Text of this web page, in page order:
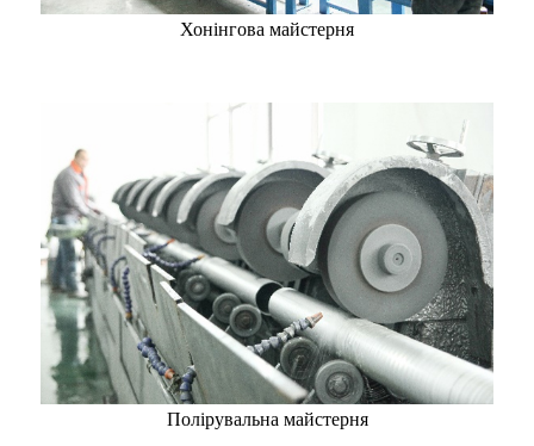
Хонінгова майстерня
Полірувальна майстерня